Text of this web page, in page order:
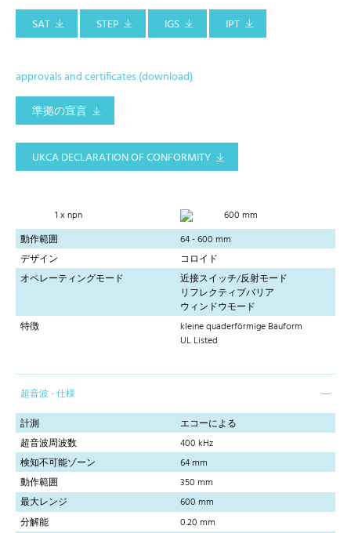
SAT
STEP IGS IPT
approvals and certificates (download)
準拠の宣言
UKCA DECLARATION OF CONFORMITY
1 x npn
600 mm
動作範囲
64 - 600 mm
デザイン
コロイド
オペレーティングモード
近接スイッチ/反射モード
リフレクティブバリア
ウィンドウモード
特徴
kleine quaderförmige Bauform
UL Listed
超音波 - 仕様
計測
エコーによる
超音波周波数
400 kHz
検知不可能ゾーン
64 mm
動作範囲
350 mm
最大レンジ
600 mm
分解能
0.20 mm